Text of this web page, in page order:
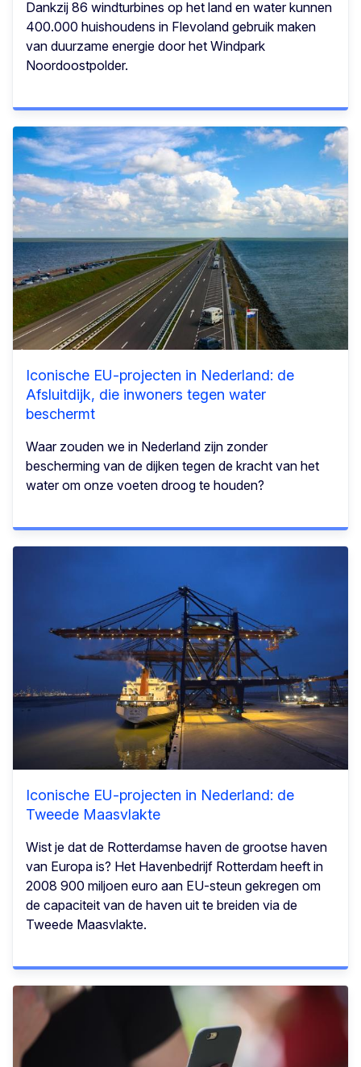
Dankzij 86 windturbines op het land en water kunnen
400.000 huishoudens in Flevoland gebruik maken
van duurzame energie door het Windpark
Noordoostpolder.
Iconische EU-projecten in Nederland: de
Afsluitdijk, die inwoners tegen water
beschermt
Waar zouden we in Nederland zijn zonder
bescherming van de dijken tegen de kracht van het
water om onze voeten droog te houden?
Iconische EU-projecten in Nederland: de
Tweede Maasvlakte
Wist je dat de Rotterdamse haven de grootse haven
van Europa is? Het Havenbedrijf Rotterdam heeft in
2008 900 miljoen euro aan EU-steun gekregen om
de capaciteit van de haven uit te breiden via de
Tweede Maasvlakte.